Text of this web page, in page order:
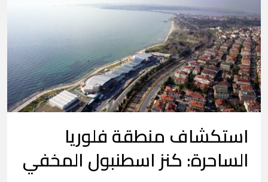
استكشاف منطقة فلوريا
الساحرة: كنز اسطنبول المخفي